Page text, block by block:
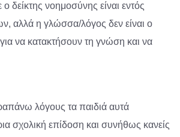
δείκτης νοημοσύνης είναι εντός
αλλά η γλώσσα/λόγος δεν είναι ο
να κατακτήσουν τη γνώση και να
λόγους τα παιδιά αυτά
σχολική επίδοση και συνήθως κανείς